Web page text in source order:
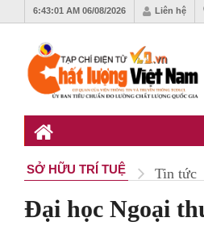
6:43:02 AM 06/08/2026 Liên hệ
SỞ HỮU TRÍ TUỆ Tin tức
Đại học Ngoại